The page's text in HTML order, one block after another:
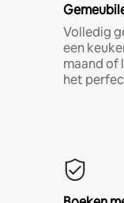
Volledig
een
maand of
het